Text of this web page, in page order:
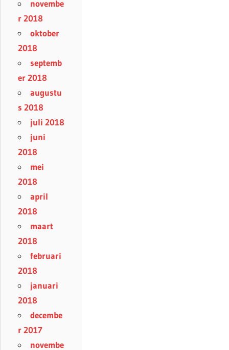
novembe
r 2018
oktober
2018
septemb
er 2018
augustu
s 2018
juli 2018
juni
2018
mei
2018
april
2018
maart
2018
februari
2018
januari
2018
decembe
r 2017
novembe